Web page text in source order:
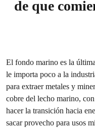
de que
El fondo marino es la
le importa poco a la
para extraer metales y
cobre del lecho marino,
hacer la transición hacia
sacar provecho para usos